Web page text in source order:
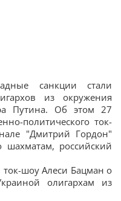
санкции стали
из окружения
Путина. Об этом 27
политического ток-
"Дмитрий Гордон"
российский
шоу Алеси Бацман о
олигархам из